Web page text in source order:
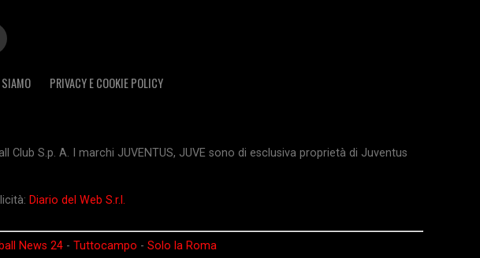
PRIVACY E COOKIE POLICY
S.p. A. I marchi JUVENTUS, JUVE sono di esclusiva proprietà di Juventus
Diario del Web S.r.l.
News 24 - Tuttocampo - Solo la Roma